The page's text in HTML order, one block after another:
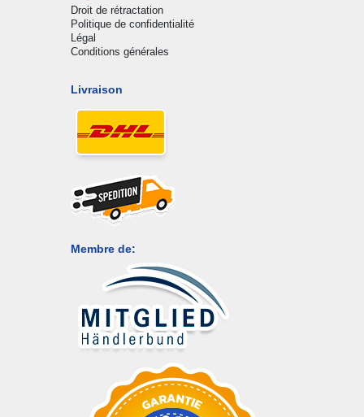
Droit de rétractation
Politique de confidentialité
Légal
Conditions générales
Livraison
Membre de: